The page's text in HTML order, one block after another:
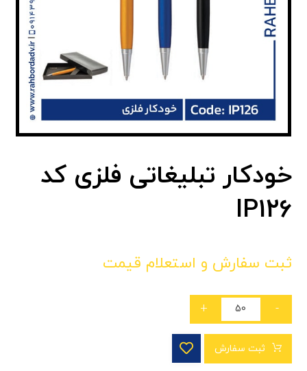
خودکار تبلیغاتی فلزی کد
IP126
ثبت سفارش و استعلام قیمت
-
+
ثبت سفارش